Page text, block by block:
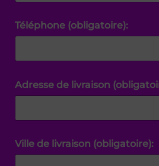
Téléphone (obligatoire):
Adresse de livraison
Ville de livraison (obligatoire):